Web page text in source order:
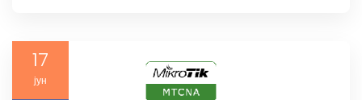
17
јун